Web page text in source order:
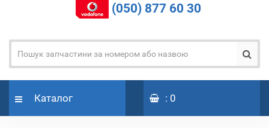
(050) 877 60 30
Каталог : 0